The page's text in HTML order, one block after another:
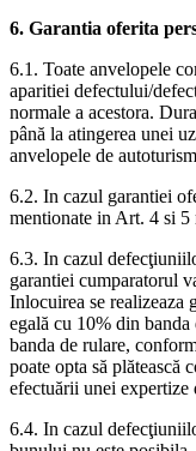
6. Garantia oferita
6.1. Toate anvelopele
aparitiei defectului/
normale a acestora.
până la atingerea unei
anvelopele de
6.2. In cazul garantiei
mentionate in Art. 4 si 5
6.3. In cazul
garantiei cumparatorul
Inlocuirea se realizeaza
egală cu 10% din
banda de rulare,
poate opta să plătească
efectuării unei expertize
6.4. In cazul